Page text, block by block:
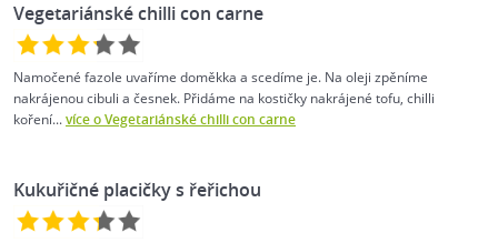
Vegetariánské chilli con carne
Namočené fazole uvaříme doměkka a scedíme je. Na oleji zpěníme
nakrájenou cibuli a česnek. Přidáme na kostičky nakrájené tofu, chilli
koření...více o Vegetariánské chilli con carne
Kukuřičné placičky s řeřichou